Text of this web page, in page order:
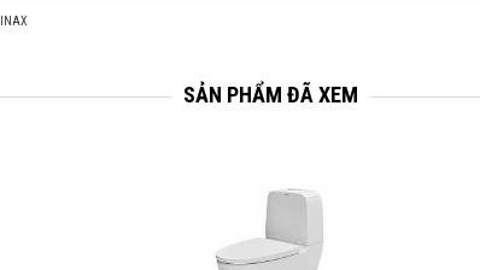
SẢN PHẨM ĐÃ XEM